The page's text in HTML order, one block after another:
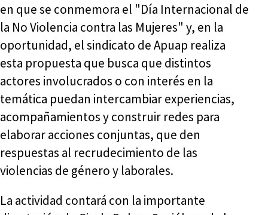
en que se conmemora el "Día Internacional de
la No Violencia contra las Mujeres" y, en la
oportunidad, el sindicato de Apuap realiza
esta propuesta que busca que distintos
actores involucrados o con interés en la
temática puedan intercambiar experiencias,
acompañamientos y construir redes para
elaborar acciones conjuntas, que den
respuestas al recrudecimiento de las
violencias de género y laborales.
La actividad contará con la importante